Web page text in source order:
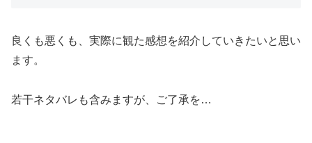
良くも悪くも、実際に観た感想を紹介していきたいと思い
ます。
若干ネタバレも含みますが、ご了承を…